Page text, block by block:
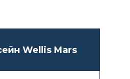
Wellis Mars